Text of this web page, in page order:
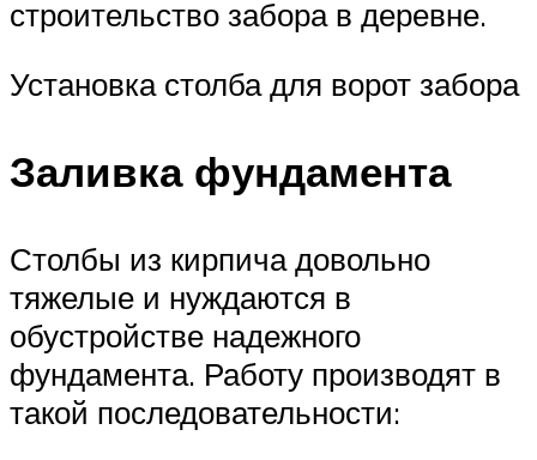
строительство забора в деревне.
Установка столба для ворот забора
Заливка фундамента
Столбы из кирпича довольно
тяжелые и нуждаются в
обустройстве надежного
фундамента. Работу производят в
такой последовательности: